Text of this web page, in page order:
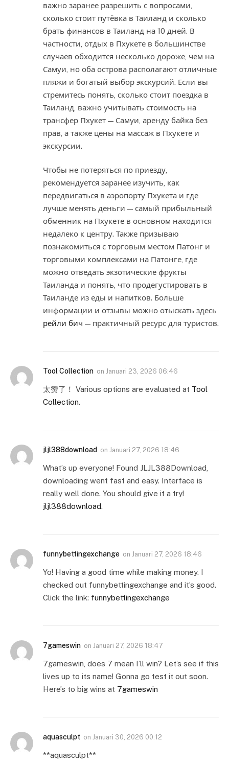
важно заранее разрешить с вопросами,
сколько стоит путёвка в Таиланд и сколько
брать финансов в Таиланд на 10 дней. В
частности, отдых в Пхукете в большинстве
случаев обходится несколько дороже, чем на
Самуи, но оба острова располагают отличные
пляжи и богатый выбор экскурсий. Если вы
стремитесь понять, сколько стоит поездка в
Таиланд, важно учитывать стоимость на
трансфер Пхукет — Самуи, аренду байка без
прав, а также цены на массаж в Пхукете и
экскурсии.
Чтобы не потеряться по приезду,
рекомендуется заранее изучить, как
передвигаться в аэропорту Пхукета и где
лучше менять деньги — самый прибыльный
обменник на Пхукете в основном находится
недалеко к центру. Также призываю
познакомиться с торговым местом Патонг и
торговыми комплексами на Патонге, где
можно отведать экзотические фрукты
Таиланда и понять, что продегустировать в
Таиланде из еды и напитков. Больше
информации и отзывы можно отыскать здесь
рейли бич — практичный ресурс для туристов.
Tool Collection on Januari 23, 2026 06:46
太赞了！ Various options are evaluated at Tool
Collection.
jljl388download on Januari 27, 2026 18:46
What’s up everyone! Found JLJL388Download,
downloading went fast and easy. Interface is
really well done. You should give it a try!
jljl388download.
funnybettingexchange on Januari 27, 2026 18:46
Yo! Having a good time while making money. I
checked out funnybettingexchange and it’s good.
Click the link: funnybettingexchange
7gameswin on Januari 27, 2026 18:47
7gameswin, does 7 mean I’ll win? Let’s see if this
lives up to its name! Gonna go test it out soon.
Here’s to big wins at 7gameswin
aquasculpt on Januari 30, 2026 00:12
**aquasculpt**